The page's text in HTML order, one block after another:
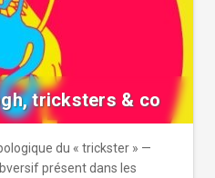
de regards partagés
tricksters & co
du « trickster » —
présent dans les